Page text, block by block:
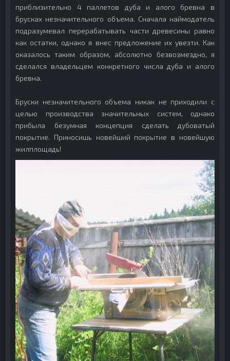
приблизительно 4 паллетов дуба и алого бревна в
брусках незначительного объема. Сначала наймодатель
подразумевал перерабатывать части древесины равно
как остатки, однако я внес предложение их увезти. Как
оказалось таким образом, абсолютно безвозмездно, я
сделался владельцем конкретного числа дуба и алого
бревна.
Бруски незначительного объема никак не приходили с
целью производства значительных систем, однако
прибыла безумная концепция сделать дубоватый
покрытие. Приносишь новейший покрытие в новейшую
жилплощадь!